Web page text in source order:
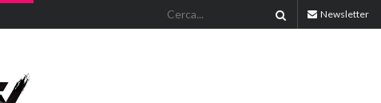
Newsletter